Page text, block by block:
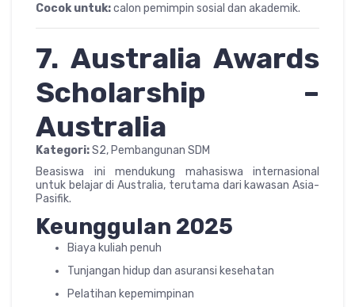
Cocok untuk:calon pemimpin sosial dan akademik.
7. Australia Awards
Scholarship –
Australia
Kategori:S2, Pembangunan SDM
Beasiswa ini mendukung mahasiswa internasional
untuk belajar di Australia, terutama dari kawasan Asia-
Pasifik.
Keunggulan 2025
Biaya kuliah penuh
Tunjangan hidup dan asuransi kesehatan
Pelatihan kepemimpinan